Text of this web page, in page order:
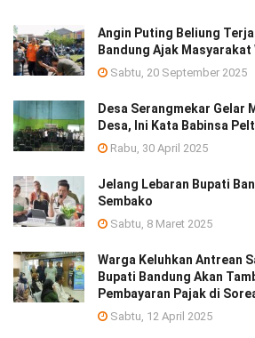
Angin Puting Beliung
Bandung Ajak Masyarakat
Sabtu, 20 September 2025
Desa Serangmekar Gelar
Desa, Ini Kata Babinsa
Rabu, 30 April 2025
Jelang Lebaran Bupati
Sembako
Sabtu, 8 Maret 2025
Warga Keluhkan Antrean
Bupati Bandung Akan
Pembayaran Pajak di
Sabtu, 12 April 2025